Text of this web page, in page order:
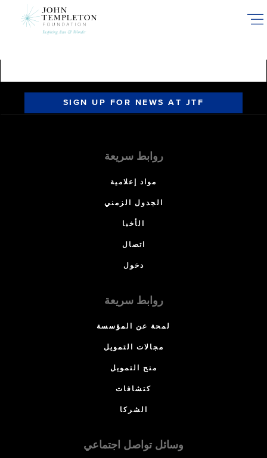
SIGN UP FOR NEWS AT JTF
روابط سريعة
مواد إعلامية
الجدول الزمني
الأخبا
اتصال
دخول
روابط سريعة
لمحة عن المؤسسة
مجالات التمويل
منح التمويل
كتشافات
الشركا
وسائل تواصل اجتماعي